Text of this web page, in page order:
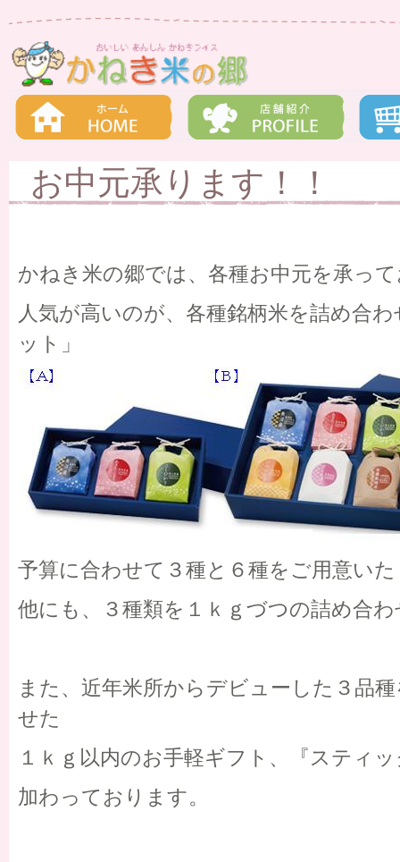
お中元承ります！！
かねき米の郷では、各種お中元を承っ
人気が高いのが、各種銘柄米を詰め合
ット」
予算に合わせて３種と６種をご用意い
他にも、３種類を１ｋｇづつの詰め合
また、近年米所からデビューした３品
せた
１ｋｇ以内のお手軽ギフト、『スティ
加わっております。